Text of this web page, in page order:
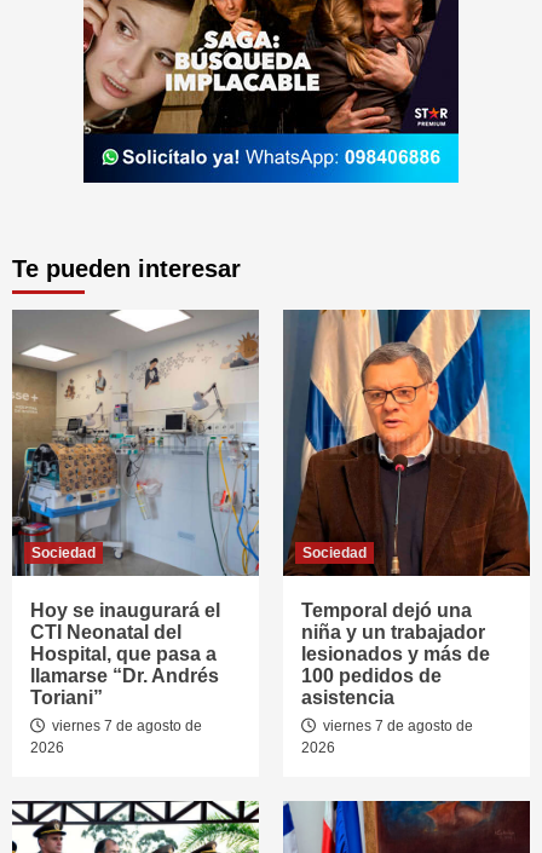
Te pueden interesar
Sociedad
Hoy se inaugurará el
CTI Neonatal del
Hospital, que pasa a
llamarse “Dr. Andrés
Toriani”
viernes 7 de agosto de
2026
Sociedad
Temporal dejó una
niña y un trabajador
lesionados y más de
100 pedidos de
asistencia
viernes 7 de agosto de
2026